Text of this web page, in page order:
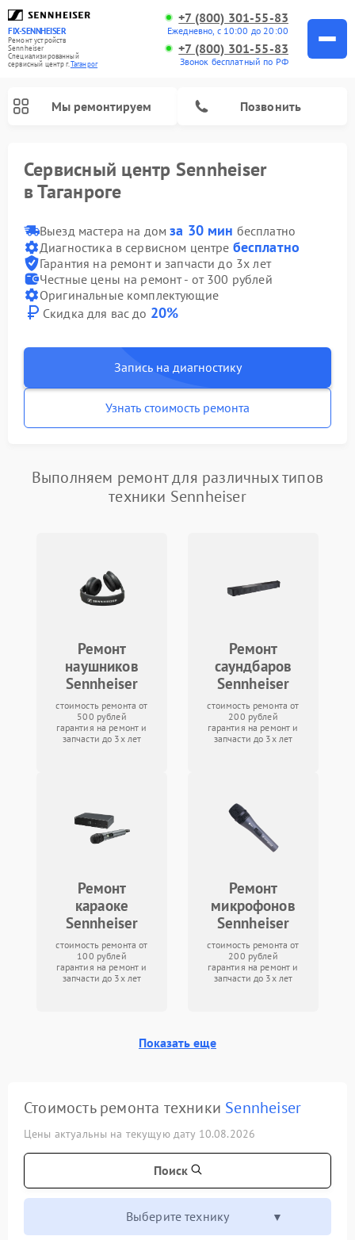
FIX-SENNHEISER
Ремонт устройств
Sennheiser
Специализированный
cервисный центр г.Таганрог
+7 (800) 301-55-83
Ежедневно, с 10:00 до 20:00
+7 (800) 301-55-83
Звонок бесплатный по РФ
Мы ремонтируем Позвонить
Сервисный центр Sennheiser
в Таганроге
Выезд мастера на домза 30 мин бесплатно
Диагностика в сервисном центре бесплатно
Гарантия на ремонт и запчасти до 3х лет
Честные цены на ремонт - от 300 рублей
Оригинальные комплектующие
Скидка для вас до 20%
Запись на диагностику
Узнать стоимость ремонта
Выполняем ремонт для различных типов
техники Sennheiser
Ремонт
наушников
Sennheiser
стоимость ремонта от
500 рублей
гарантия на ремонт и
запчасти до 3х лет
Ремонт
саундбаров
Sennheiser
стоимость ремонта от
200 рублей
гарантия на ремонт и
запчасти до 3х лет
Ремонт
караоке
Sennheiser
стоимость ремонта от
100 рублей
гарантия на ремонт и
запчасти до 3х лет
Ремонт
микрофонов
Sennheiser
стоимость ремонта от
200 рублей
гарантия на ремонт и
запчасти до 3х лет
Показать еще
Стоимость ремонта техники Sennheiser
Цены актуальны на текущую дату 10.08.2026
Поиск
Выберите технику